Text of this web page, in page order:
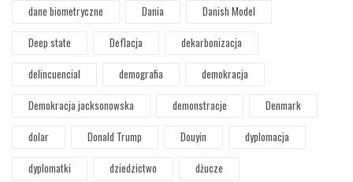
dane biometryczne
Dania
Danish Model
Deep state
Deflacja
dekarbonizacja
delincuencial
demografia
demokracja
Demokracja jacksonowska
demonstracje
Denmark
dolar
Donald Trump Douyin
dyplomacja
dyplomatki
dziedzictwo
dżucze